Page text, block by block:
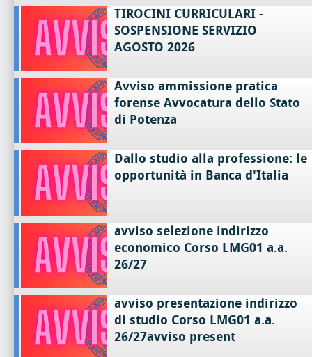
TIROCINI CURRICULARI -
SOSPENSIONE SERVIZIO
AGOSTO 2026
Avviso ammissione pratica
forense Avvocatura dello Stato
di Potenza
Dallo studio alla professione: le
opportunità in Banca d'Italia
avviso selezione indirizzo
economico Corso LMG01 a.a.
26/27
avviso presentazione indirizzo
di studio Corso LMG01 a.a.
26/27avviso present